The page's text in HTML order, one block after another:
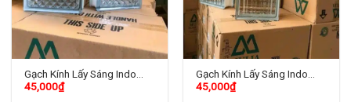
Gạch Kính Lấy Sáng Indo
TD-01
45,000₫
Gạch Kính Lấy Sáng Indo
TD-02
45,000₫